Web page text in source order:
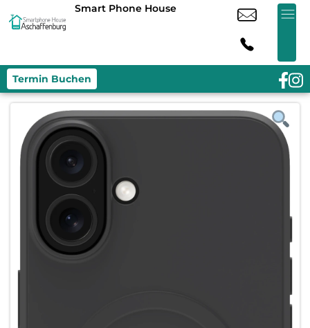
Smart Phone House
Termin Buchen